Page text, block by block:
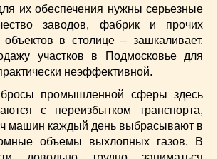
(38)
ПИЩЕВЫХ РАСТЕНИЙ
(3)
их обеспечения нужны серьезные
заводов, фабрик и прочих
в столице – зашкаливает.
участков в Подмосковье для
неэффективной.
промышленной сферы здесь
с переизбытком транспорта,
машин каждый день выбрасывают в
объемы выхлопных газов. В